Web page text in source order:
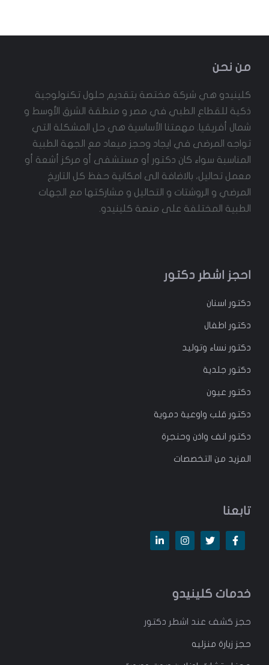
من نحن
كلينيدو هي شركة مختصة بتقديم حلول تكنولوجية
ذكية للقطاع الطبي في مصر و منطقة الشرق الأوسط و
شمال أفريقيا. مهمتنا الأساسية هي حل المشكلة التي
تواجه المرضى في ايجاد وحجز ميعاد مع الجهة الطبية
المناسبة سواء كان دكتور أو مستشفى أو مركز أشعة أو
معمل تحاليل، بالاضافة الى امكانية حفظ كل التاريخ
المرضي و الروشتات و التحاليل و مشاركتها مع الجهات
الطبية المختلفة على منصة كلينيدو.
احجز اشطر دكتور
دكتور اسنان
دكتور اطفال
دكتور نساء وتوليد
دكتور جلدية
دكتور عيون
دكتور قلب واوعية دموية
دكتور انف واذن وحنجرة
المزيد من التخصصات
تابعنا
خدمات كلينيدو
حجز كشف عند اشطر دكتور
حجز زيارة منزليه